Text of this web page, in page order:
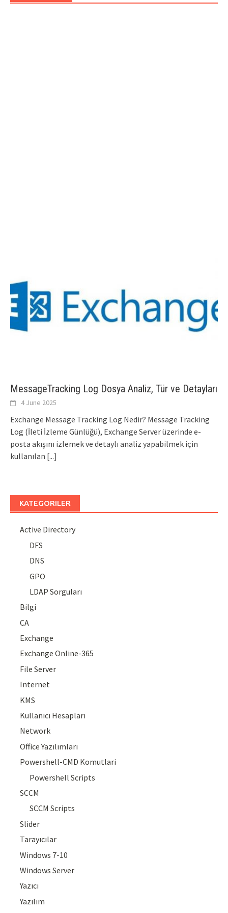
MessageTracking Log Dosya Analiz, Tür ve Detayları
4 June 2025
Exchange Message Tracking Log Nedir? Message Tracking
Log (İleti İzleme Günlüğü), Exchange Server üzerinde e-
posta akışını izlemek ve detaylı analiz yapabilmek için
kullanılan [...]
KATEGORILER
Active Directory
DFS
DNS
GPO
LDAP Sorguları
Bilgi
CA
Exchange
Exchange Online-365
File Server
Internet
KMS
Kullanıcı Hesapları
Network
Office Yazılımları
Powershell-CMD Komutlari
Powershell Scripts
SCCM
SCCM Scripts
Slider
Tarayıcılar
Windows 7-10
Windows Server
Yazıcı
Yazılım